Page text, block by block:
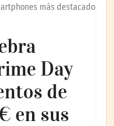
más destacado
Day
de
en sus